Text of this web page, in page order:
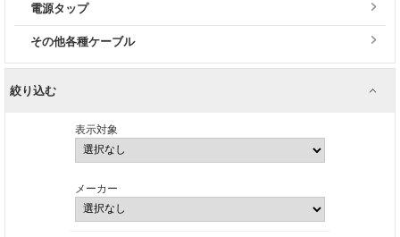
電源タップ
その他各種ケーブル
絞り込む
表示対象
メーカー